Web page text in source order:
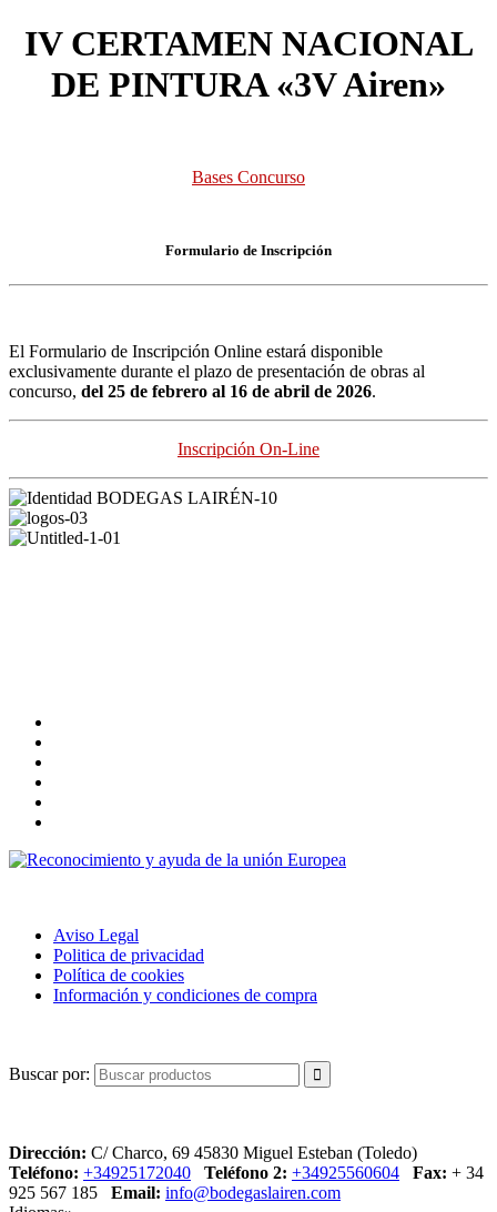
IV CERTAMEN NACIONAL
DE PINTURA «3V Airen»
Bases Concurso
Formulario de Inscripción
El Formulario de Inscripción Online estará disponible
exclusivamente durante el plazo de presentación de obras al
concurso, del 25 de febrero al 16 de abril de 2026.
Inscripción On-Line
Aviso Legal
Politica de privacidad
Política de cookies
Información y condiciones de compra
Buscar por:
Dirección: C/ Charco, 69 45830 Miguel Esteban (Toledo)
Teléfono: +34925172040 Teléfono 2: +34925560604 Fax: + 34
925 567 185 Email: info@bodegaslairen.com